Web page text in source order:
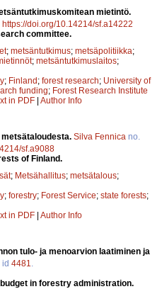
mietintö.
https://doi.org/10.14214/sf.a14222
committee.
; metsäntutkimus; metsäpolitiikka;
; metsäntutkimuslaitos;
; Finland; forest research; University of
funding; Forest Research Institute
in PDF | Author Info
Silva Fennica no.
sf.a9088
of Finland.
; Metsähallitus; metsätalous;
; forestry; Forest Service; state forests;
in PDF | Author Info
tulo- ja menoarvion laatiminen ja
id 4481
in forestry administration.